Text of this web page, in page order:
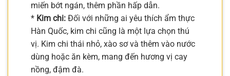
miến bớt ngán, thêm phần hấp dẫn.
* Kim chi: Đối với những ai yêu thích ẩm thực
Hàn Quốc, kim chi cũng là một lựa chọn thú
vị. Kim chi thái nhỏ, xào sơ và thêm vào nước
dùng hoặc ăn kèm, mang đến hương vị cay
nồng, đậm đà.